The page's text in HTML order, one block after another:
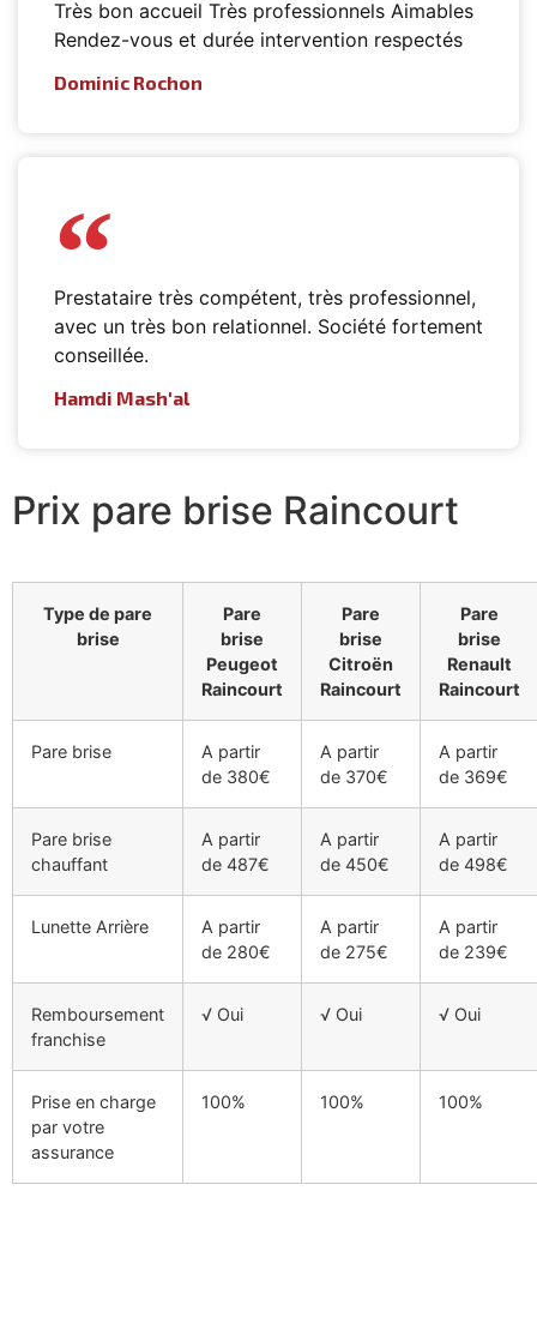
Très bon accueil Très professionnels Aimables
Rendez-vous et durée intervention respectés
Dominic Rochon
Prestataire très compétent, très professionnel,
avec un très bon relationnel. Société fortement
conseillée.
Hamdi Mash'al
Prix pare brise Raincourt
Type de pare
brise
Pare
brise
Peugeot
Raincourt
Pare
brise
Citroën
Raincourt
Pare
brise
Renault
Raincourt
Pare brise
A partir
de 380€
A partir
de 370€
A partir
de 369€
Pare brise
chauffant
A partir
de 487€
A partir
de 450€
A partir
de 498€
Lunette Arrière
A partir
de 280€
A partir
de 275€
A partir
de 239€
Remboursement
franchise
√ Oui √ Oui √ Oui
Prise en charge
par votre
assurance
100% 100% 100%